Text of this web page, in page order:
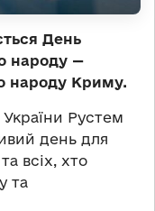
День
народу —
народу Криму.
Рустем
день для
всіх, хто
та